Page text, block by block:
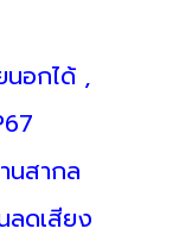
อกได้ ,
นสากล
ลดเสียง